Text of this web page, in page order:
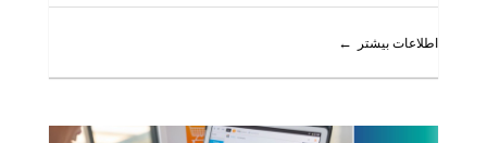
اطلاعات بیشتر